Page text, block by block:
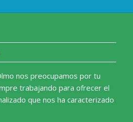
nos preocupamos por tu
trabajando para ofrecer el
que nos ha caracterizado